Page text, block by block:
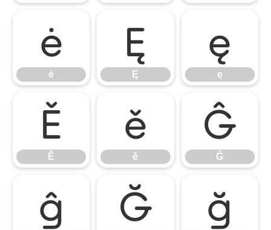
ė
ė
Ę
Ę
ę
ę
Ě
Ě
ě
ě
Ĝ
Ĝ
ĝ Ğ ğ